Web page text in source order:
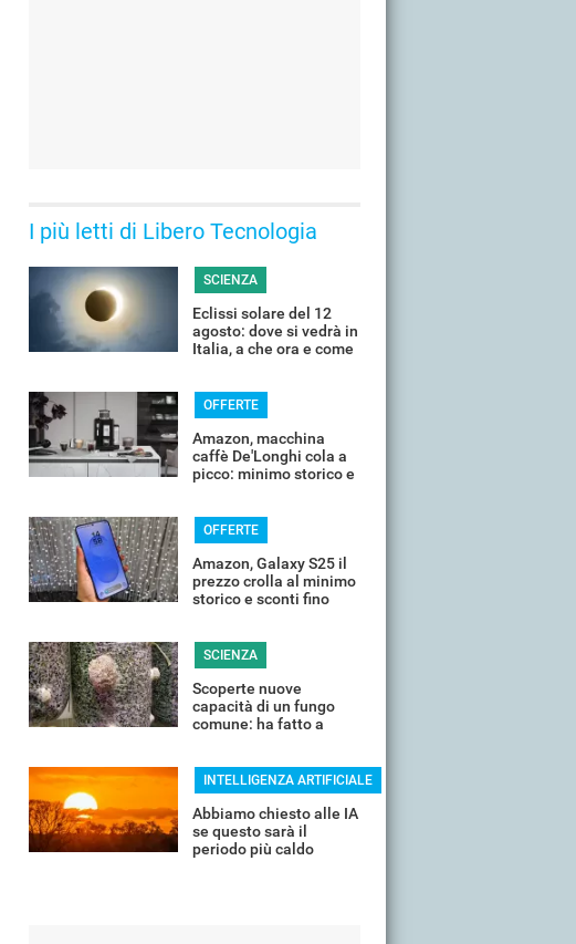
I più letti di Libero Tecnologia
SCIENZA
Eclissi solare del 12
agosto: dove si vedrà in
Italia, a che ora e come
OFFERTE
Amazon, macchina
caffè De'Longhi cola a
picco: minimo storico e
OFFERTE
Amazon, Galaxy S25 il
prezzo crolla al minimo
storico e sconti fino
SCIENZA
Scoperte nuove
capacità di un fungo
comune: ha fatto a
INTELLIGENZA ARTIFICIALE
Abbiamo chiesto alle IA
se questo sarà il
periodo più caldo